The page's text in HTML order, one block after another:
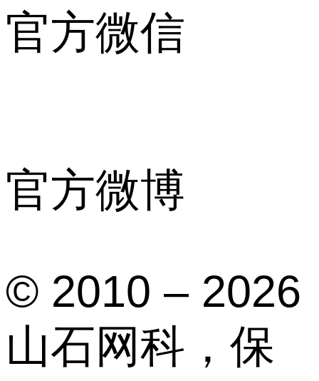
官方微信
官方微博
© 2010 – 2026
山石网科，保